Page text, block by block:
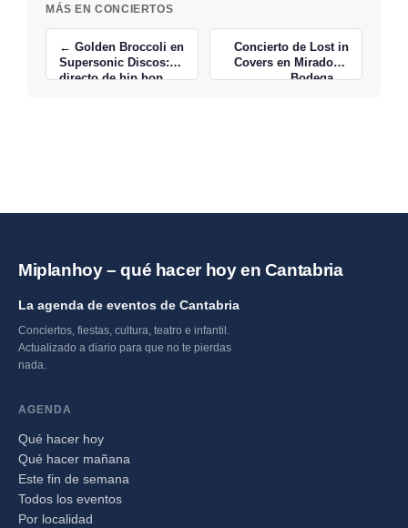
MÁS EN CONCIERTOS
← Golden Broccoli en
Supersonic Discos:
directo de hip hop
Concierto de Lost in
Covers en Miradorio
Bodega →
Miplanhoy – qué hacer hoy en Cantabria
La agenda de eventos de Cantabria
Conciertos, fiestas, cultura, teatro e infantil.
Actualizado a diario para que no te pierdas
nada.
AGENDA
Qué hacer hoy
Qué hacer mañana
Este fin de semana
Todos los eventos
Por localidad